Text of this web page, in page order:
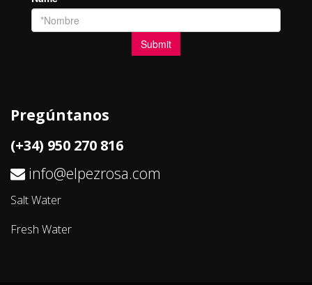
Pregúntanos
(+34) 950 270 816
info@elpezrosa.com
Salt Water
Fresh Water